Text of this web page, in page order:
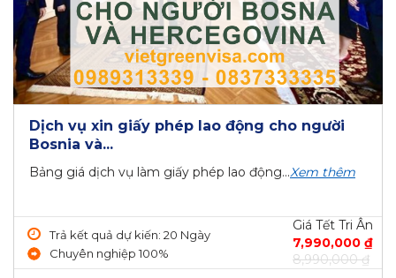
Dịch vụ xin giấy phép lao động cho người
Bosnia và...
Bảng giá dịch vụ làm giấy phép lao động...Xem thêm
Trả kết quả dự kiến: 20 Ngày
Chuyên nghiệp 100%
Giá Tết Tri Ân
7,990,000 ₫
8,990,000 ₫